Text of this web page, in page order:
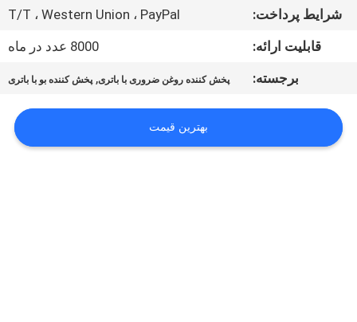
کارخانه
کیفیت
شرایط پرداخت:
T/T ، Western Union ، PayPal
قابلیت ارائه:
8000 عدد در ماه
برجسته:
پخش کننده روغن ضروری با باتری,پخش کننده بو با باتری
بهترین قیمت